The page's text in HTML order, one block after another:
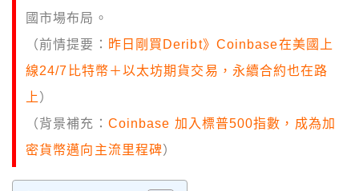
國市場布局。
（前情提要： 昨日剛買Deribt》Coinbase在美國上
線24/7比特幣＋以太坊期貨交易，永續合約也在路
上 ）
（背景補充： Coinbase 加入標普500指數，成為加
密貨幣邁向主流里程碑）